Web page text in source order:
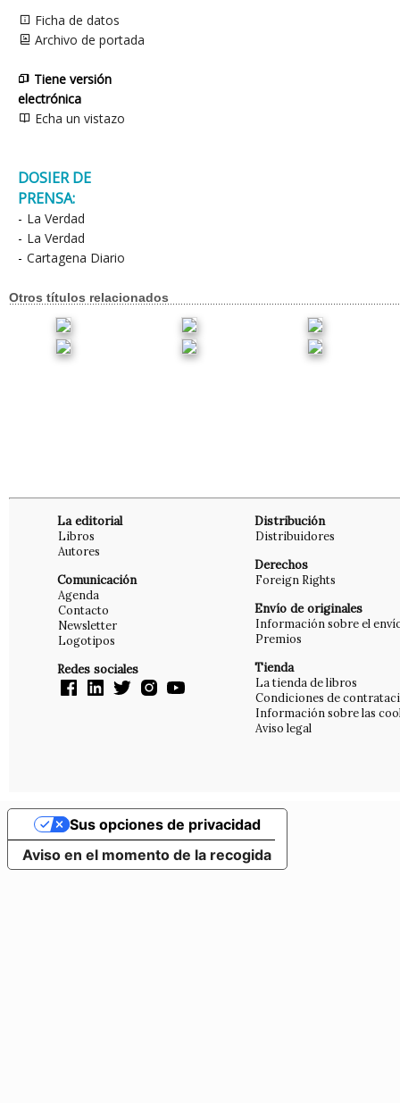
Ficha de datos
Archivo de portada
Tiene versión
electrónica
Echa un vistazo
DOSIER DE
PRENSA:
- La Verdad
- La Verdad
- Cartagena Diario
Otros títulos relacionados
La editorial
Libros
Autores
Comunicación
Agenda
Contacto
Newsletter
Logotipos
Redes sociales
Distribución
Distribuidores
Derechos
Foreign Rights
Envío de originales
Información sobre el
Premios
Tienda
La tienda de libros
Condiciones de
Información sobre las
Aviso legal
Aviso en el momento de la recogida
Sus opciones de privacidad